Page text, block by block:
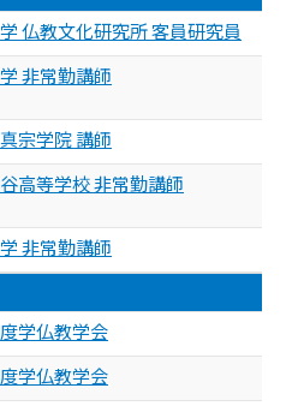
仏教文化研究所 客員研究員
非常勤講師
宗学院 講師
高等学校 非常勤講師
非常勤講師
学仏教学会
学仏教学会